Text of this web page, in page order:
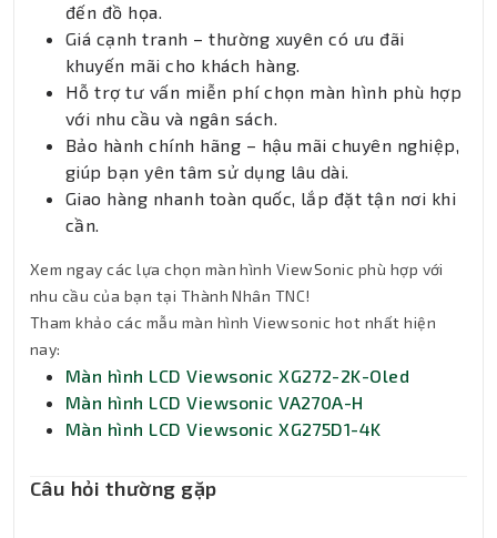
đến đồ họa.
Giá cạnh tranh – thường xuyên có ưu đãi
khuyến mãi cho khách hàng.
Hỗ trợ tư vấn miễn phí chọn màn hình phù hợp
với nhu cầu và ngân sách.
Bảo hành chính hãng – hậu mãi chuyên nghiệp,
giúp bạn yên tâm sử dụng lâu dài.
Giao hàng nhanh toàn quốc, lắp đặt tận nơi khi
cần.
Xem ngay các lựa chọn màn hình ViewSonic phù hợp với
nhu cầu của bạn tại Thành Nhân TNC!
Tham khảo các mẫu màn hình Viewsonic hot nhất hiện
nay:
Màn hình LCD Viewsonic XG272-2K-Oled
Màn hình LCD Viewsonic VA270A-H
Màn hình LCD Viewsonic XG275D1-4K
Câu hỏi thường gặp